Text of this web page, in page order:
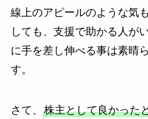
線上のアピールのような気
しても、支援で助かる人が
に手を差し伸べる事は素晴
す。
さて、 株主として良かった